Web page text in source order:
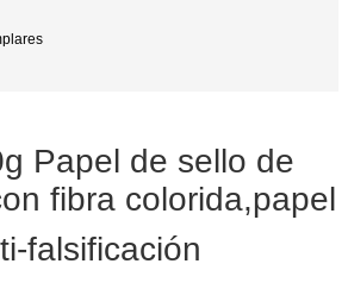
Papel de sello de
fibra colorida,papel
falsificación